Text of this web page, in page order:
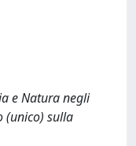
e Natura negli
(unico) sulla